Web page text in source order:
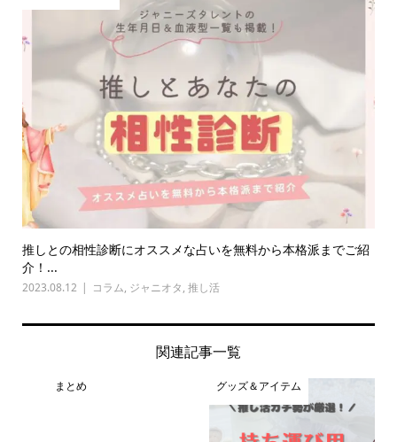
推しとの相性診断にオススメな占いを無料から本格派までご紹
介！...
2023.08.12 コラム, ジャニオタ, 推し活
関連記事一覧
まとめ グッズ＆アイテム